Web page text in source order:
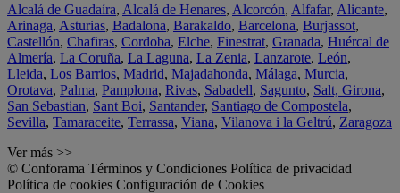
Alcalá de Guadaíra, Alcalá de Henares, Alcorcón, Alfafar, Alicante,
Arinaga, Asturias, Badalona, Barakaldo, Barcelona, Burjassot,
Castellón, Chafiras, Cordoba, Elche, Finestrat, Granada, Huércal de
Almería, La Coruña, La Laguna, La Zenia, Lanzarote, León,
Lleida, Los Barrios, Madrid, Majadahonda, Málaga, Murcia,
Orotava, Palma, Pamplona, Rivas, Sabadell, Sagunto, Salt, Girona,
San Sebastian, Sant Boi, Santander, Santiago de Compostela,
Sevilla, Tamaraceite, Terrassa, Viana, Vilanova i la Geltrú, Zaragoza
Ver más >>
© Conforama Términos y Condiciones Política de privacidad
Política de cookies Configuración de Cookies